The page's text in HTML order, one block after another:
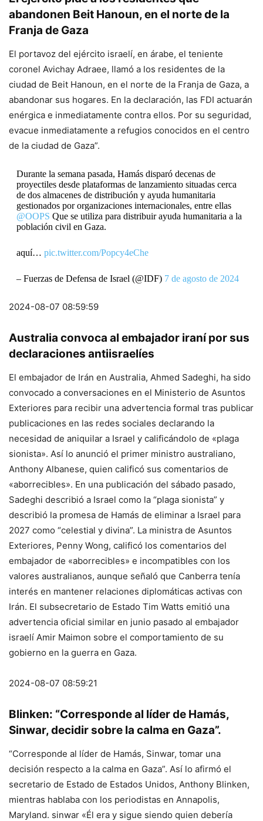
abandonen Beit Hanoun, en el norte de la
Franja de Gaza
El portavoz del ejército israelí, en árabe, el teniente
coronel Avichay Adraee, llamó a los residentes de la
ciudad de Beit Hanoun, en el norte de la Franja de Gaza, a
abandonar sus hogares. En la declaración, las FDI actuarán
enérgica e inmediatamente contra ellos. Por su seguridad,
evacue inmediatamente a refugios conocidos en el centro
de la ciudad de Gaza”.
Durante la semana pasada, Hamás disparó decenas de
proyectiles desde plataformas de lanzamiento situadas cerca
de dos almacenes de distribución y ayuda humanitaria
gestionados por organizaciones internacionales, entre ellas
@OOPS Que se utiliza para distribuir ayuda humanitaria a la
población civil en Gaza.
aquí… pic.twitter.com/Popcy4eChe
– Fuerzas de Defensa de Israel (@IDF) 7 de agosto de 2024
2024-08-07 08:59:59
Australia convoca al embajador iraní por sus
declaraciones antiisraelíes
El embajador de Irán en Australia, Ahmed Sadeghi, ha sido
convocado a conversaciones en el Ministerio de Asuntos
Exteriores para recibir una advertencia formal tras publicar
publicaciones en las redes sociales declarando la
necesidad de aniquilar a Israel y calificándolo de «plaga
sionista». Así lo anunció el primer ministro australiano,
Anthony Albanese, quien calificó sus comentarios de
«aborrecibles». En una publicación del sábado pasado,
Sadeghi describió a Israel como la “plaga sionista” y
describió la promesa de Hamás de eliminar a Israel para
2027 como “celestial y divina”. La ministra de Asuntos
Exteriores, Penny Wong, calificó los comentarios del
embajador de «aborrecibles» e incompatibles con los
valores australianos, aunque señaló que Canberra tenía
interés en mantener relaciones diplomáticas activas con
Irán. El subsecretario de Estado Tim Watts emitió una
advertencia oficial similar en junio pasado al embajador
israelí Amir Maimon sobre el comportamiento de su
gobierno en la guerra en Gaza.
2024-08-07 08:59:21
Blinken: “Corresponde al líder de Hamás,
Sinwar, decidir sobre la calma en Gaza”.
“Corresponde al líder de Hamás, Sinwar, tomar una
decisión respecto a la calma en Gaza”. Así lo afirmó el
secretario de Estado de Estados Unidos, Anthony Blinken,
mientras hablaba con los periodistas en Annapolis,
Maryland. sinwar «Él era y sigue siendo quien debería